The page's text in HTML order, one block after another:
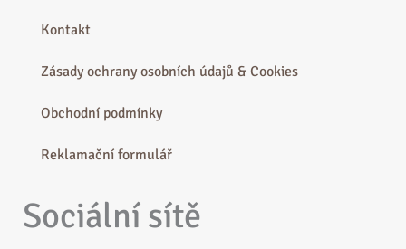
Kontakt
Zásady ochrany osobních údajů & Cookies
Obchodní podmínky
Reklamační formulář
Sociální sítě